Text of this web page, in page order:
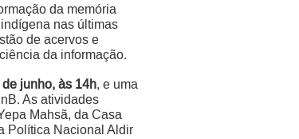
da memória
nas últimas
de acervos e
da informação.
de junho, às 14h, e uma
As atividades
Mahsã, da Casa
Política Nacional Aldir